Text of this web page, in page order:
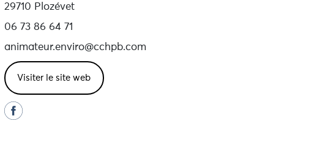
29710 Plozévet
06 73 86 64 71
animateur.enviro@cchpb.com
Visiter le site web